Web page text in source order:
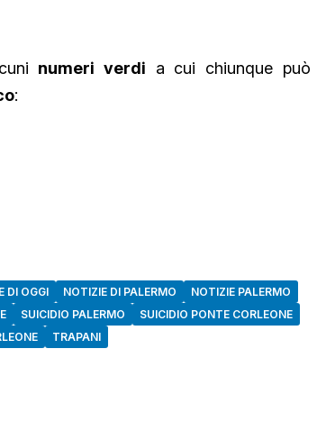
numeri verdi a cui chiunque può
:
DI OGGI NOTIZIE DI PALERMO
NOTIZIE PALERMO
SUICIDIO PALERMO
SUICIDIO PONTE CORLEONE
TRAPANI